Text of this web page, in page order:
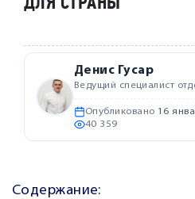
Денис Гусар
Ведущий специалист
Опубликовано 16
40 359
Содержание: